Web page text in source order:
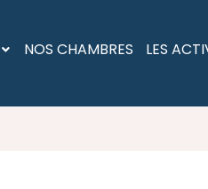
NOS CHAMBRES LES